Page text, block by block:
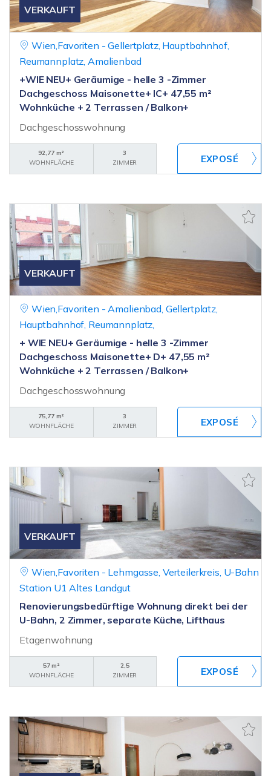
VERKAUFT
Wien,Favoriten - Gellertplatz, Hauptbahnhof,
Reumannplatz, Amalienbad
+WIE NEU+ Geräumige - helle 3 -Zimmer
Dachgeschoss Maisonette+ IC+ 47,55 m²
Wohnküche + 2 Terrassen / Balkon+
Dachgeschosswohnung
92,77 m²
WOHNFLÄCHE
3
ZIMMER
VERKAUFT
Wien,Favoriten - Amalienbad, Gellertplatz,
Hauptbahnhof, Reumannplatz,
+ WIE NEU+ Geräumige - helle 3 -Zimmer
Dachgeschoss Maisonette+ D+ 47,55 m²
Wohnküche + 2 Terrassen / Balkon+
Dachgeschosswohnung
75,77 m²
WOHNFLÄCHE
3
ZIMMER
VERKAUFT
Wien,Favoriten - Lehmgasse, Verteilerkreis, U-Bahn
Station U1 Altes Landgut
Renovierungsbedürftige Wohnung direkt bei der
U-Bahn, 2 Zimmer, separate Küche, Lifthaus
Etagenwohnung
57 m²
WOHNFLÄCHE
2,5
ZIMMER